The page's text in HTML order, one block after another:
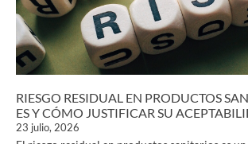
RIESGO RESIDUAL EN PRODUCTOS
ES Y CÓMO JUSTIFICAR SU
23 julio, 2026